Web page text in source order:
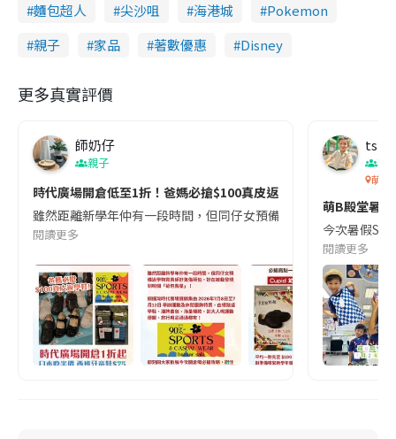
麵包超人
尖沙咀 海港城
Pokemon
親子
家品 著數優惠 Disney
更多真實評價
師奶仔
親子
時代廣場開倉低至1折！爸媽必搶$100真皮返學鞋／童裝襪$5起
雖然距離新學年仲有一段時間，但同仔女預備返學物資真係好鬼
閱讀更多
著
萌B
萌B殿堂暑
今次暑假
閱讀更多